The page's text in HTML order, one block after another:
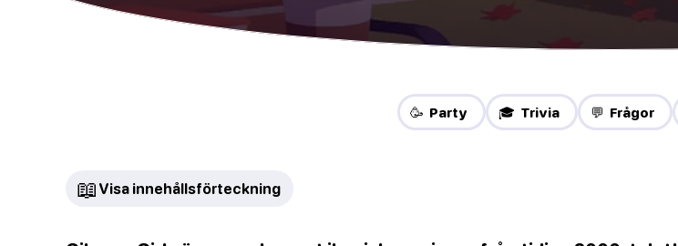
🥳 Party 🎓 Trivia 💬 Frågor
📖 Visa innehållsförteckning